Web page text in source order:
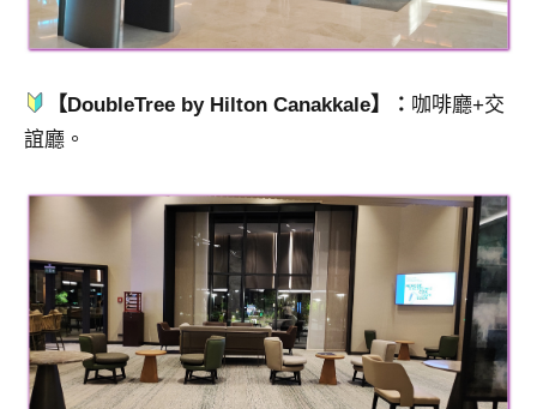
【DoubleTree by Hilton Canakkale】： 咖啡廳+交
誼廳。